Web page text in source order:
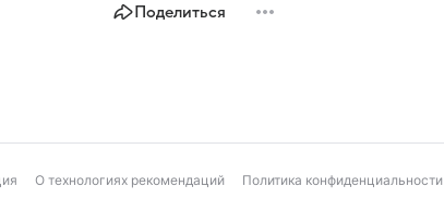
Поделиться
О технологиях рекомендаций Политика конфиденциальности